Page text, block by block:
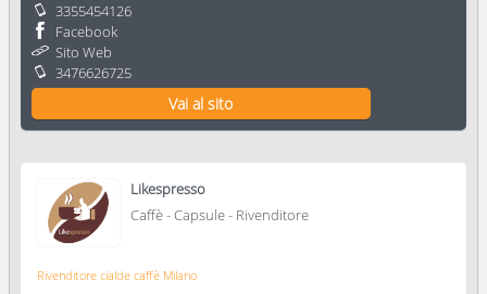
3355454126
Facebook
Sito Web
3476626725
Vai al sito
Likespresso
Caffè - Capsule - Rivenditore
Rivenditore cialde caffè Milano